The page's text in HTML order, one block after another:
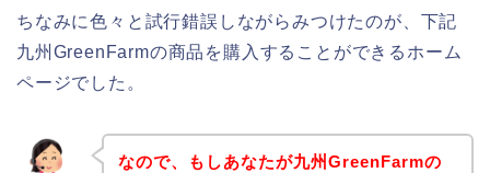
ちなみに色々と試行錯誤しながらみつけたのが、下記
九州GreenFarmの商品を購入することができるホーム
ページでした。
なので、もしあなたが九州GreenFarmの